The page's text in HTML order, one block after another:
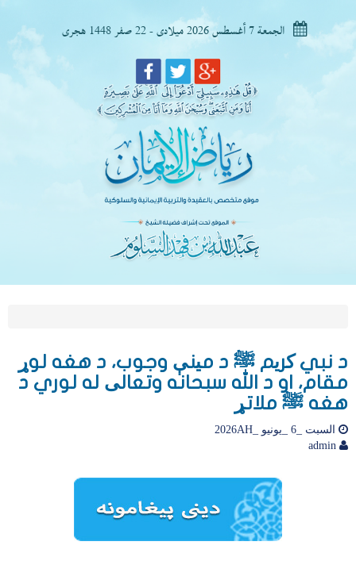
الجمعة 7 أغسطس 2026 ميلادى - 22 صفر 1448 هجرى
د نبي کریم ﷺ د مینې وجوب، د هغه لوړ
مقام، او د الله سبحانه وتعالی له لوري د
هغه ﷺ ملاتړ
السبت _6 _يونيو _2026AH